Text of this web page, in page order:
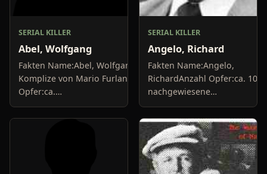
SERIAL KILLER
Abel, Wolfgang
Fakten Name:Abel, Wolfgang;
Komplize von Mario FurlanAnzahl
Opfer:ca.
10+Delikte/Tötungsarten:Mord,
BrandstiftungFestnahme:1984Urteil:30
SERIAL KILLER
Angelo, Richard
Fakten Name:Angelo,
RichardAnzahl Opfer:ca. 10
nachgewiesene
MordeDelikte/
war Krankenpfleger, der
seinen Patienten
muskelrelaxende...